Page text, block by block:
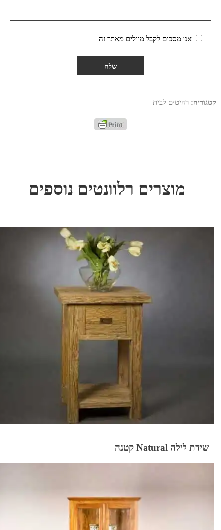
אני מסכים לקבל מיילים מאתר זה
קטגוריה: רהיטים לבית
מוצרים רלוונטים נוספים
שידת לילה Natural קטנה